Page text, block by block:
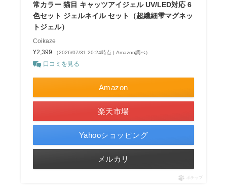
常カラー 猫目 キャッツアイジェル UV/LED対応 6
色セット ジェルネイル セット（超繊細雫マグネッ
トジェル）
Coikaze
¥2,399
（2026/07/31 20:24時点 | Amazon調べ）
口コミを見る
Amazon
楽天市場
Yahooショッピング
メルカリ
ポチップ